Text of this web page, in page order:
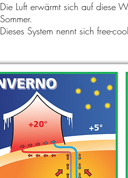
Die Luft erwärmt sich auf diese
Sommer.
Dieses System nennt sich free-